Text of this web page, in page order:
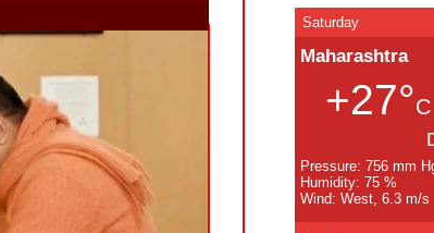
Saturday
Maharashtra
+27°C
Pressure: 756 mm
Humidity: 75 %
Wind: West, 6.3 m/s